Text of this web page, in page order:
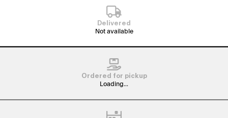
Delivered
Not available
Ordered for pickup
Loading...